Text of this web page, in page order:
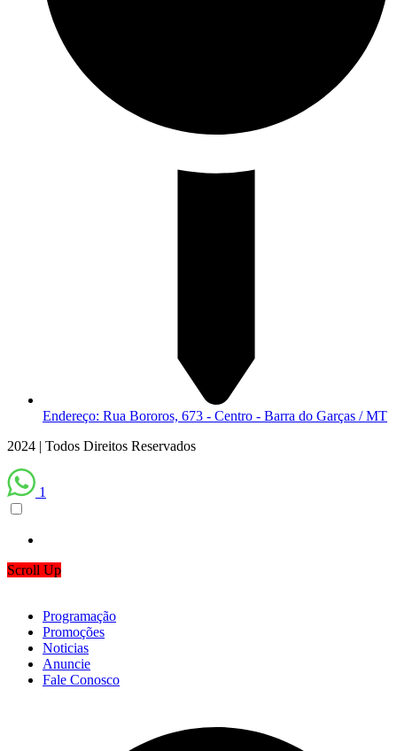
Endereço: Rua Bororos, 673 - Centro - Barra do Garças / MT
2024 | Todos Direitos Reservados
1
Scroll Up
Programação
Promoções
Noticias
Anuncie
Fale Conosco